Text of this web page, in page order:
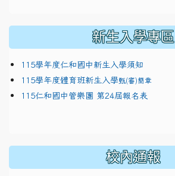
新生入學專區
115學年度仁和國中新生入學須知
115學年度體育班新生入學甄(審)簡章
115仁和國中管樂團 第24屆報名表
校內通報